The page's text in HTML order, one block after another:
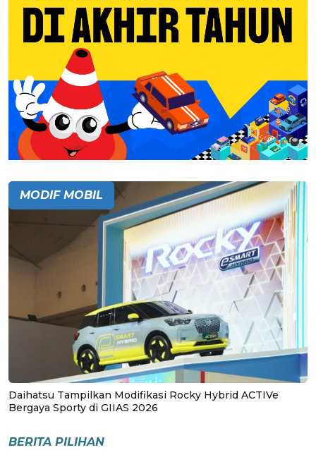
MODIF MOBIL
Daihatsu Tampilkan Modifikasi Rocky Hybrid ACTIVe
Bergaya Sporty di GIIAS 2026
BERITA PILIHAN